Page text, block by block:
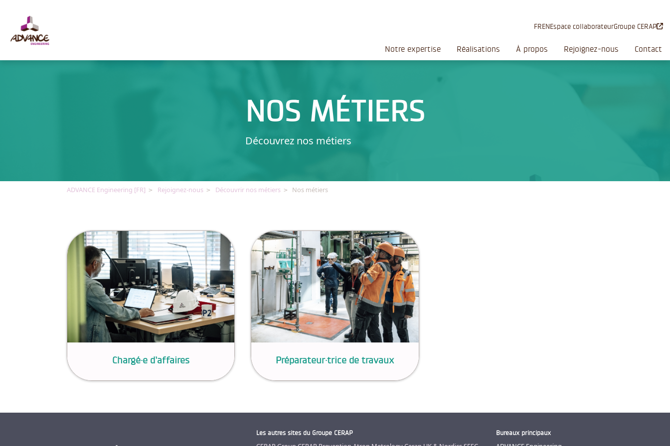
Notre expertise Réalisations À propos Rejoignez-nous Contact
FRENEspace collaborateurGroupe CERAP
NOS MÉTIERS
Découvrez nos métiers
ADVANCE Engineering [FR] Rejoignez-nous Découvrir nos métiers Nos métiers
Chargé·e d’affaires Préparateur·trice de travaux
Les autres sites du Groupe CERAP Bureaux principaux